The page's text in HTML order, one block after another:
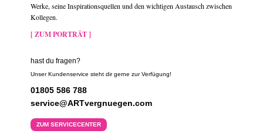
Werke, seine Inspirationsquellen und den wichtigen Austausch zwischen
Kollegen.
[ ZUM PORTRÄT ]
hast du fragen?
Unser Kundenservice steht dir gerne zur Verfügung!
01805 586 788
service@ARTvergnuegen.com
ZUM SERVICECENTER